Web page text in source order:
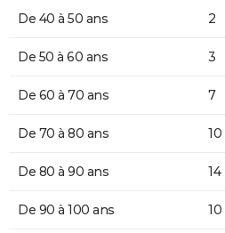
De 40 à 50 ans 2
De 50 à 60 ans 3
De 60 à 70 ans 7
De 70 à 80 ans 10
De 80 à 90 ans 14
De 90 à 100 ans 10